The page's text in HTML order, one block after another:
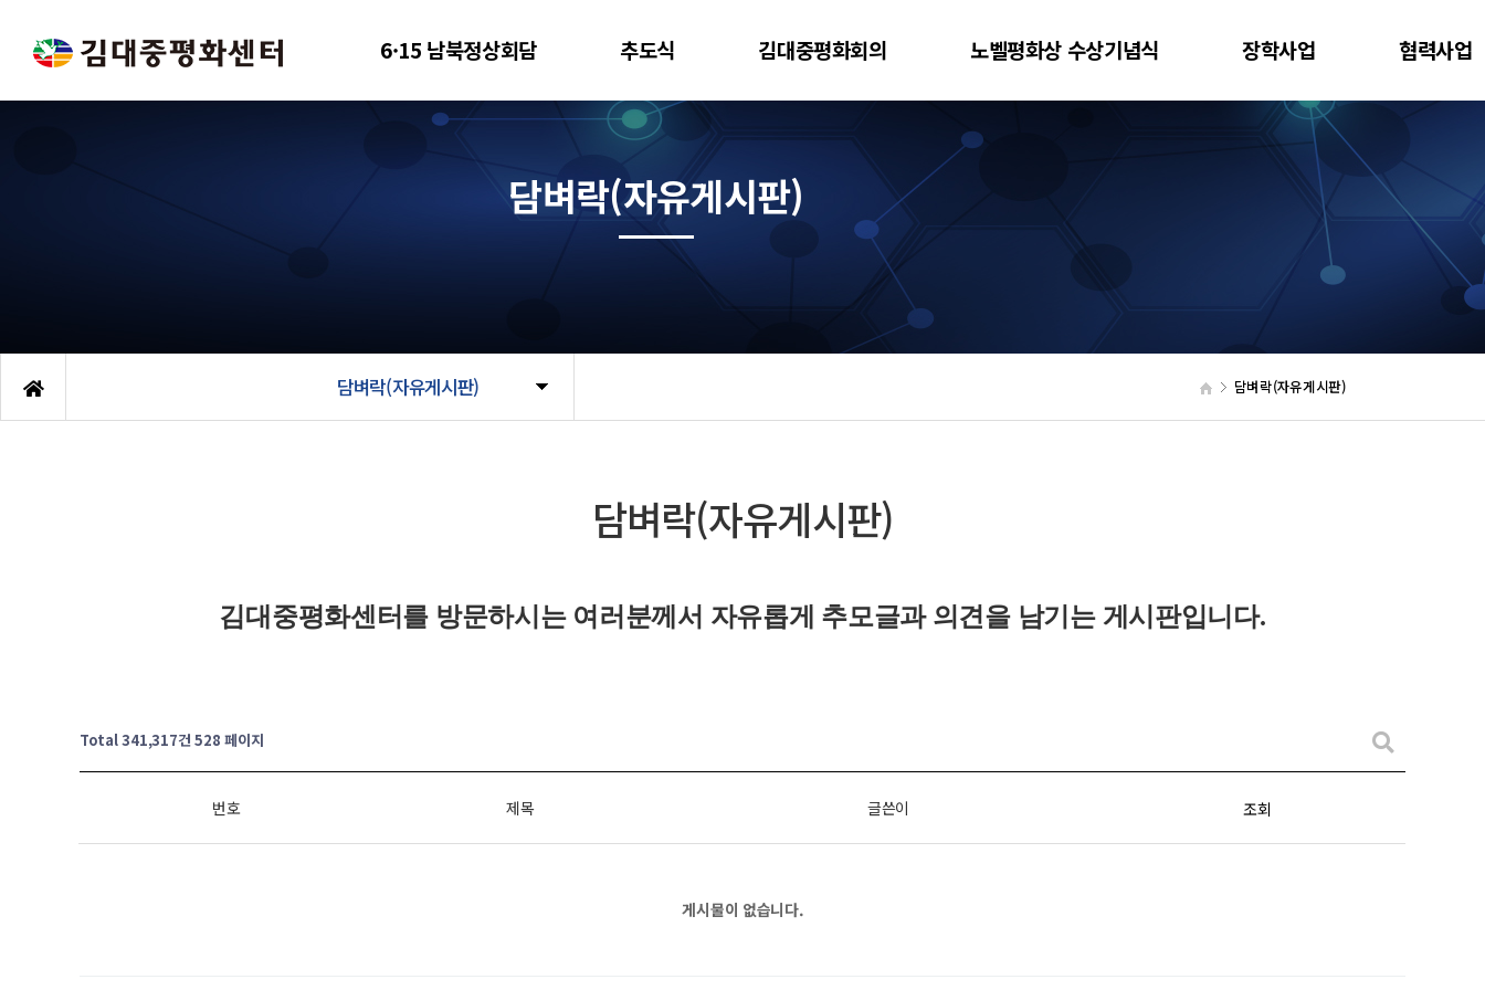
6·15 남북정상회담 추도식 김대중평화회의 노벨평화상 수상기념식 장학사업 협력사업
담벼락(자유게시판) 담벼락(자유게시판)
담벼락(자유게시판)
담벼락(자유게시판)
김대중평화센터를 방문하시는 여러분께서 자유롭게 추모글과의견을 남기는 게시판입니다.
Total 341,317건528 페이지
번호 제목 글쓴이 조회
게시물이 없습니다.